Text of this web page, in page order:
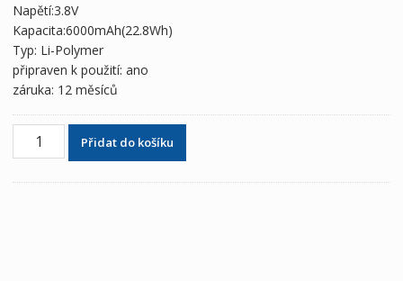
1,539 Kč
Napětí:3.8V
Kapacita:6000mAh(22.8Wh)
Typ: Li-Polymer
připraven k použití: ano
záruka: 12 měsíců
Originální
baterie
Přidat do košíku